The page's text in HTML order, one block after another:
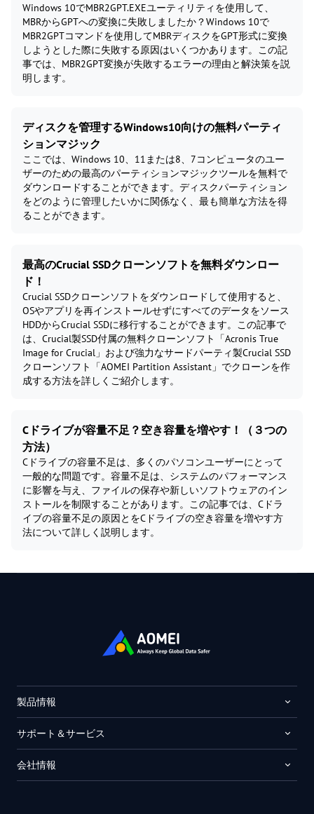
Windows 10でMBR2GPT.EXEユーティリティを使用して、
MBRからGPTへの変換に失敗しましたか？Windows 10で
MBR2GPTコマンドを使用してMBRディスクをGPT形式に変換
しようとした際に失敗する原因はいくつかあります。この記
事では、MBR2GPT変換が失敗するエラーの理由と解決策を説
明します。
ディスクを管理するWindows10向けの無料パーティ
ションマジック
ここでは、Windows 10、11または8、7コンピュータのユー
ザーのための最高のパーティションマジックツールを無料で
ダウンロードすることができます。ディスクパーティション
をどのように管理したいかに関係なく、最も簡単な方法を得
ることができます。
最高のCrucial SSDクローンソフトを無料ダウンロー
ド！
Crucial SSDクローンソフトをダウンロードして使用すると、
OSやアプリを再インストールせずにすべてのデータをソース
HDDからCrucial SSDに移行することができます。この記事で
は、Crucial製SSD付属の無料クローンソフト「Acronis True
Image for Crucial」および強力なサードパーティ製Crucial SSD
クローンソフト「AOMEI Partition Assistant」でクローンを作
成する方法を詳しくご紹介します。
Cドライブが容量不足？空き容量を増やす！（３つの
方法）
Cドライブの容量不足は、多くのパソコンユーザーにとって
一般的な問題です。容量不足は、システムのパフォーマンス
に影響を与え、ファイルの保存や新しいソフトウェアのイン
ストールを制限することがあります。この記事では、Cドラ
イブの容量不足の原因とをCドライブの空き容量を増やす方
法について詳しく説明します。
製品情報
サポート＆サービス
会社情報